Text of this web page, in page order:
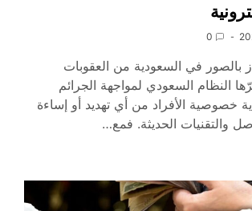
0
بالصور في السعودية من العقوبات
النظام السعودي لمواجهة الجرائم
خصوصية الأفراد من أي تهديد أو إساءة
والتقنيات الحديثة. فمع…